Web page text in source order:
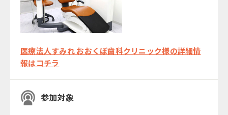
医療法人すみれ おおくぼ歯科クリニック様の詳細情
報はコチラ
参加対象